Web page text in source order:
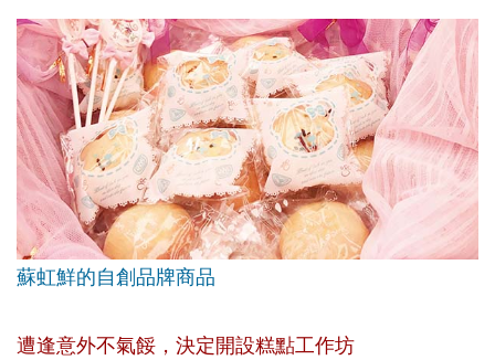
蘇虹鮮的自創品牌商品
遭逢意外不氣餒，決定開設糕點工作坊